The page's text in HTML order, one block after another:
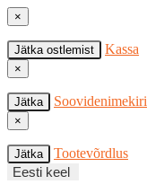
×
Jätka ostlemist Kassa
×
Jätka Soovidenimekiri
×
Jätka
Tootevõrdlus
Eesti keel